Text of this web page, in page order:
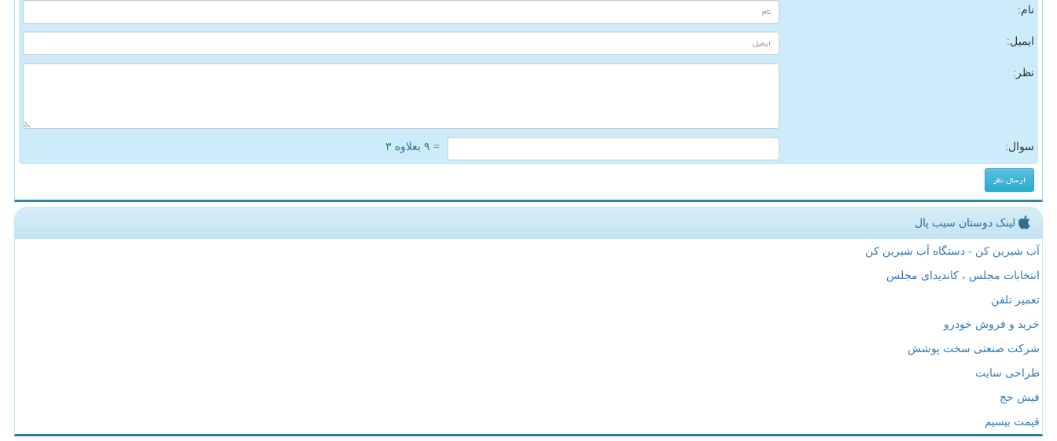
نام:
ایمیل:
نظر:
سوال: = ۹ بعلاوه ۳
لینک دوستان سیب پال
آب شیرین کن - دستگاه آب شیرین کن
انتخابات مجلس ، کاندیدای مجلس
تعمیر تلفن
خرید و فروش خودرو
شرکت صنعتی سخت پوشش
طراحی سایت
فیش حج
قیمت بیسیم